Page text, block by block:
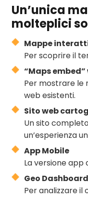
Un’unica
molteplici
Mappe
Per scoprire il
“Maps
Per mostrare le
web esistenti.
Sito web
Un sito
un’esperienza
App Mobile
La versione
Geo Dashboard
Per analizzare